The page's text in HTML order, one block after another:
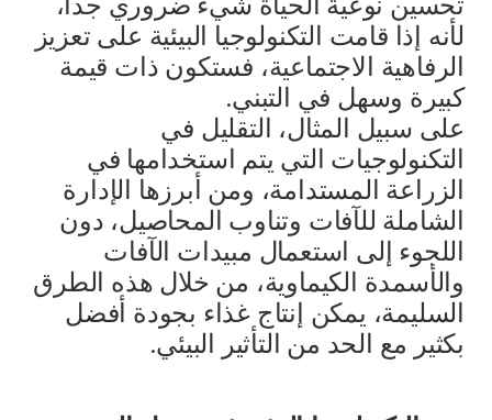
لأنه إذا قامت التكنولوجيا البيئية على تعزيز
الرفاهية الاجتماعية، فستكون ذات قيمة
كبيرة وسهل في التبني.
على سبيل المثال، التقليل في
التكنولوجيات التي يتم استخدامها في
الزراعة المستدامة، ومن أبرزها الإدارة
الشاملة للآفات وتناوب المحاصيل، دون
اللجوء إلى استعمال مبيدات الآفات
والأسمدة الكيماوية، من خلال هذه الطرق
السليمة، يمكن إنتاج غذاء بجودة أفضل
بكثير مع الحد من التأثير البيئي.